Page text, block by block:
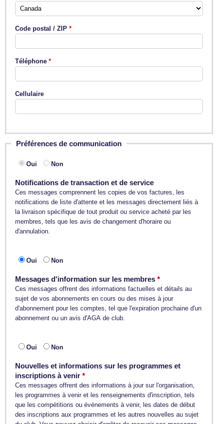
Code postal / ZIP
Téléphone
Cellulaire
Préférences de communication
Oui Non
Notifications de transaction et de service
Ces messages comprennent les copies de vos factures, les
notifications de liste d'attente et les messages directement liés à
la livraison spécifique de tout produit ou service acheté par les
membres, tels que les avis de changement d'horaire ou
d'annulation.
Oui Non
Messages d'information sur les membres
Ces messages offrent des informations factuelles et détails au
sujet de vos abonnements en cours ou des mises à jour
d'abonnement pour les comptes, tel que l'expiration prochaine d'un
abonnement ou un avis d'AGA de club.
Oui Non
Nouvelles et informations sur les programmes et
inscriptions à venir
Ces messages offrent des informations à jour sur l'organisation,
les programmes à venir et les renseignements d'inscription, tels
que les compétitions ou événements à venir, les dates de début
des inscriptions aux programmes et les autres nouvelles au sujet